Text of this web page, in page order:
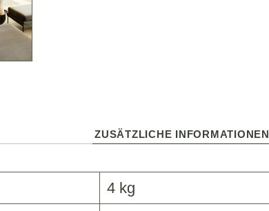
ZUSÄTZLICHE INFORMATIONEN
4 kg